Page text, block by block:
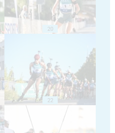
20
22